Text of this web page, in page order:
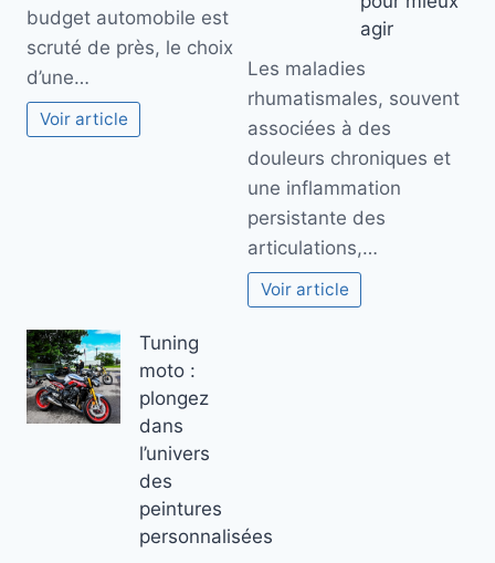
budget automobile est
scruté de près, le choix
d’une…
Voir article
agir
Les maladies
rhumatismales, souvent
associées à des
douleurs chroniques et
une inflammation
persistante des
articulations,…
Voir article
Tuning
moto :
plongez
dans
l’univers
des
peintures
personnalisées